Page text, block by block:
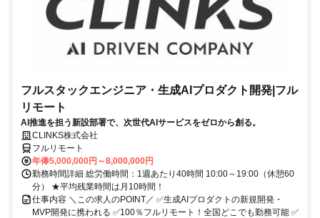
フルスタックエンジニア・生成AIプロダクト開発|フル
リモート
AI推進を担う新設部署で、次世代AIサービスをゼロから創る。
CLINKS株式会社
フルリモート
年俸5,000,000円～8,000,000円
勤務時間詳細 総労働時間：1週あたり40時間 10:00～19:00（休憩60
分） ★平均残業時間は月10時間！
仕事内容 ＼この求人のPOINT／ ✅生成AIプロダクトの新規開発・
MVP開発に携われる ✅100％フルリモート！全国どこでも勤務可能 ✅